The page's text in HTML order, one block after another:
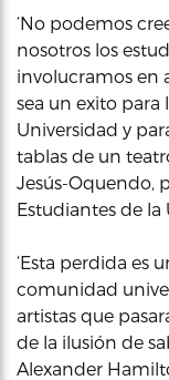
‘No podemos
nosotros los
involucramos en
sea un exito
Universidad y
tablas de un
Jesús-Oquendo,
Estudiantes de la
‘Esta perdida es
comunidad
artistas que
de la ilusión de
Alexander